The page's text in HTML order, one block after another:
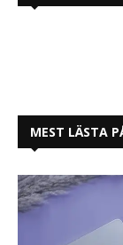
MEST LÄSTA